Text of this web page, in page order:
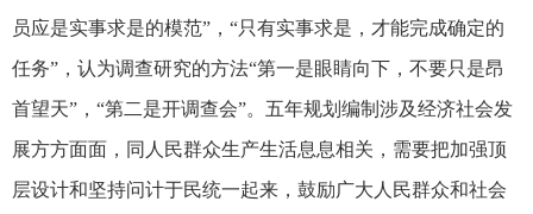
员应是实事求是的模范”，“只有实事求是，才能完成确定的
任务”，认为调查研究的方法“第一是眼睛向下，不要只是昂
首望天”，“第二是开调查会”。五年规划编制涉及经济社会发
展方方面面，同人民群众生产生活息息相关，需要把加强顶
层设计和坚持问计于民统一起来，鼓励广大人民群众和社会